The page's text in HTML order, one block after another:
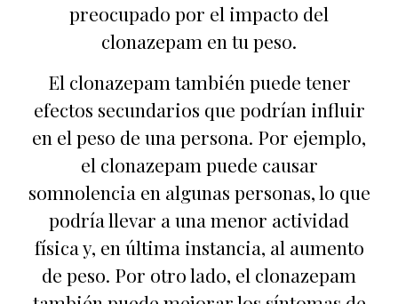
preocupado por el impacto del
clonazepam en tu peso.
El clonazepam también puede tener
efectos secundarios que podrían influir
en el peso de una persona. Por ejemplo,
el clonazepam puede causar
somnolencia en algunas personas, lo que
podría llevar a una menor actividad
física y, en última instancia, al aumento
de peso. Por otro lado, el clonazepam